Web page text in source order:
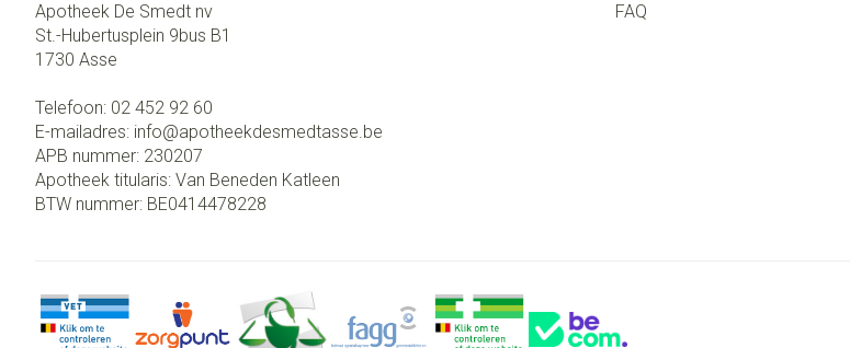
Apotheek De Smedt nv
St.-Hubertusplein 9bus B1
1730 Asse
Telefoon: 02 452 92 60
E-mailadres: info@apotheekdesmedtasse.be
APB nummer: 230207
Apotheek titularis: Van Beneden Katleen
BTW nummer: BE0414478228
FAQ